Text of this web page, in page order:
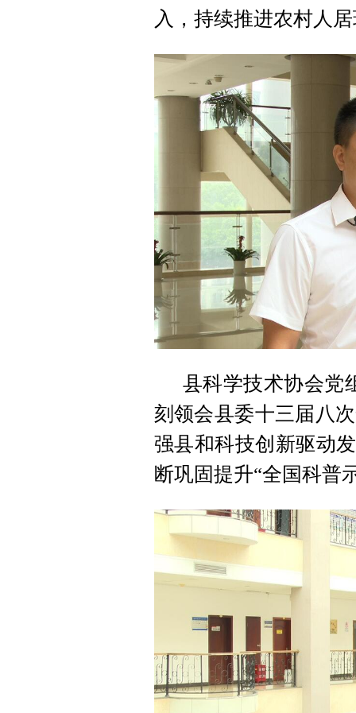
入，持续推进农村人
县科学技术协会党
刻领会县委十三届八
强县和科技创新驱动
断巩固提升“全国科普